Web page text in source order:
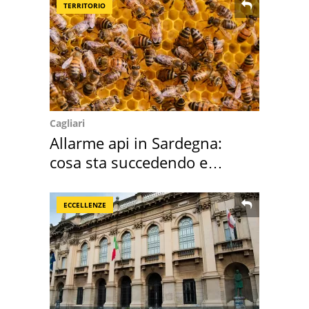
TERRITORIO
Cagliari
Allarme api in Sardegna:
cosa sta succedendo e
ECCELLENZE